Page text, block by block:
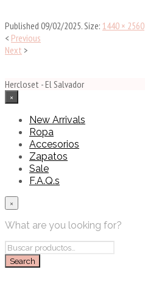
Published 09/02/2025. Size: 1440 × 2560
< Previous
Next >
Hercloset - El Salvador
×
New Arrivals
Ropa
Accesorios
Zapatos
Sale
F.A.Q.s
×
What are you looking for?